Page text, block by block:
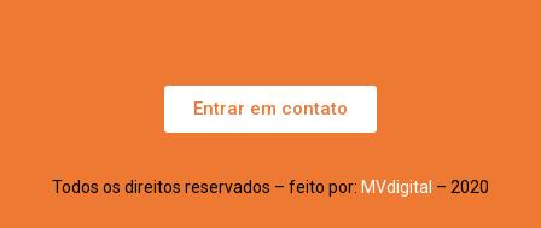
Entrar em contato
Todos os direitos reservados – feito por: MVdigital – 2020